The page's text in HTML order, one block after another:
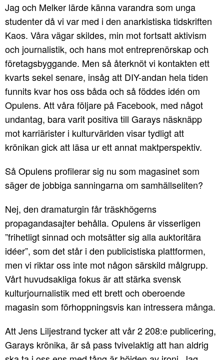
Jag och Melker lärde känna varandra som unga
studenter då vi var med i den anarkistiska tidskriften
Kaos. Våra vägar skildes, min mot fortsatt aktivism
och journalistik, och hans mot entreprenörskap och
företagsbyggande. Men så återknöt vi kontakten ett
kvarts sekel senare, insåg att DIY-andan hela tiden
funnits kvar hos oss båda och så föddes idén om
Opulens. Att våra följare på Facebook, med något
undantag, bara varit positiva till Garays näsknäpp
mot karriärister i kulturvärlden visar tydligt att
krönikan gick att läsa ur ett annat maktperspektiv.
Så Opulens profilerar sig nu som magasinet som
säger de jobbiga sanningarna om samhällseliten?
Nej, den dramaturgin får träskhögerns
propagandasajter behålla. Opulens är visserligen
”frihetligt sinnad och motsätter sig alla auktoritära
idéer”, som det står i den publicistiska plattformen,
men vi riktar oss inte mot någon särskild målgrupp.
Vårt huvudsakliga fokus är att stärka svensk
kulturjournalistik med ett brett och oberoende
magasin som förhoppningsvis kan intressera många.
Att Jens Liljestrand tycker att vår 2 208:e publicering,
Garays krönika, är så pass tvivelaktig att han aldrig